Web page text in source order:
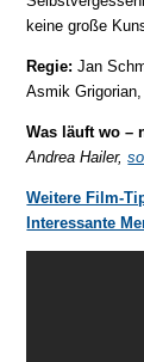
keine große
Regie: Jan
Asmik
Was läuft wo –
Andrea Hailer,
Weitere Film-
Interessante